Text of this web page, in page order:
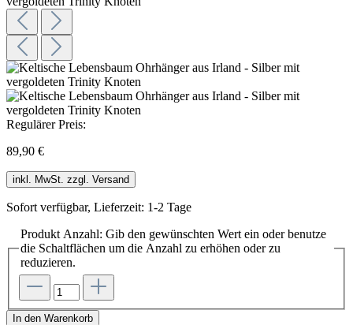
Regulärer Preis:
89,90 €
inkl. MwSt. zzgl. Versand
Sofort verfügbar, Lieferzeit: 1-2 Tage
Produkt Anzahl: Gib den gewünschten Wert ein oder benutze
die Schaltflächen um die Anzahl zu erhöhen oder zu
reduzieren.
In den Warenkorb